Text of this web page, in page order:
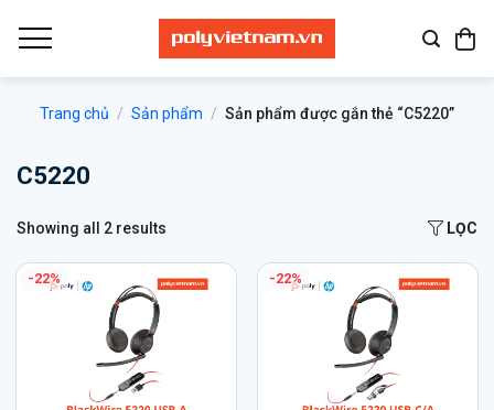
qua
Trang chủ / Sản phẩm / Sản phẩm được gắn thẻ “C5220”
C5220
Showing all 2 results LỌC
-22% -22%